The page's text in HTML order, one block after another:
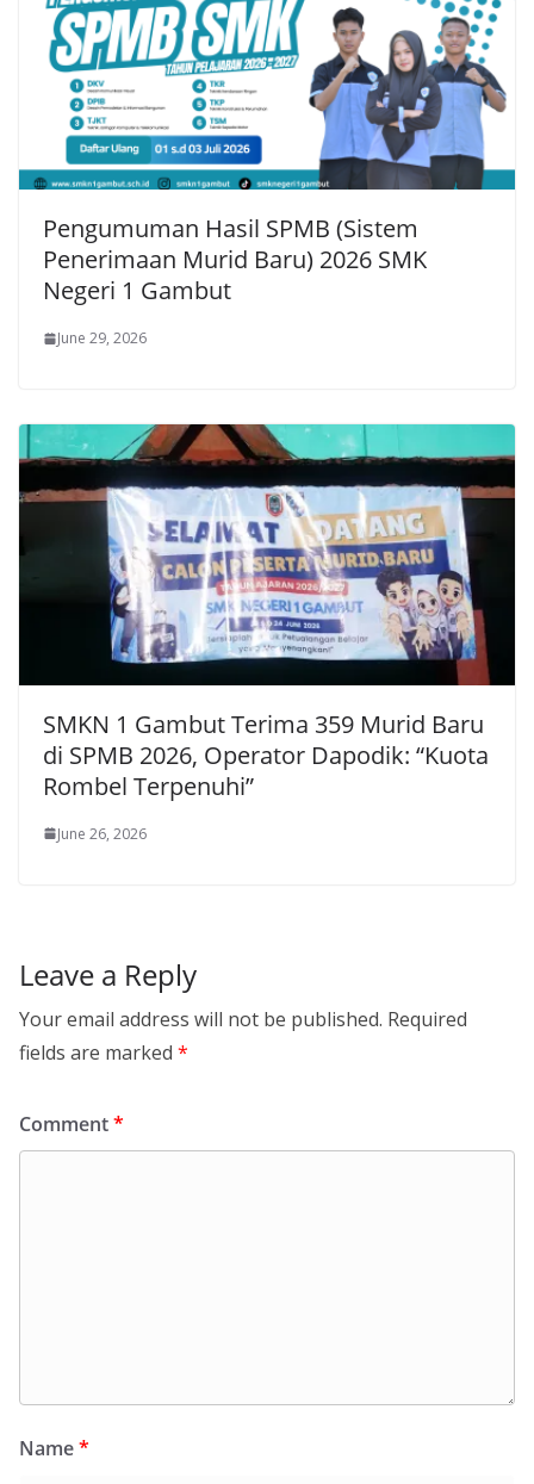
Pengumuman Hasil SPMB (Sistem
Penerimaan Murid Baru) 2026 SMK
Negeri 1 Gambut
June 29, 2026
SMKN 1 Gambut Terima 359 Murid Baru
di SPMB 2026, Operator Dapodik: “Kuota
Rombel Terpenuhi”
June 26, 2026
Leave a Reply
Your email address will not be published. Required
fields are marked *
Comment*
Name*